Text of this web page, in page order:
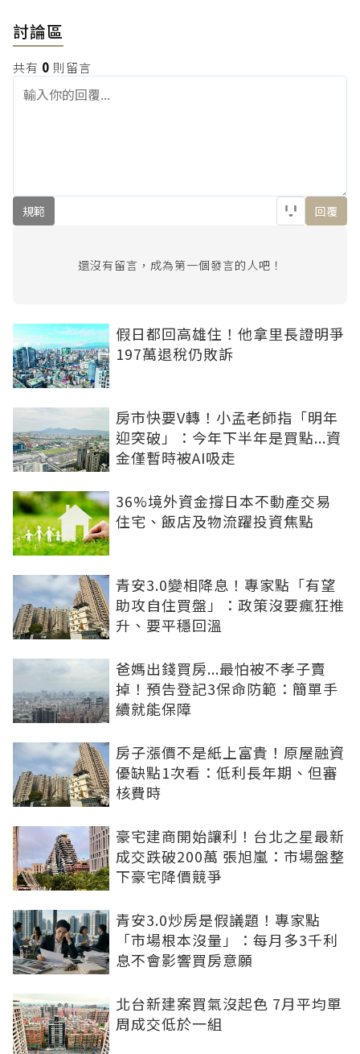
討論區
共有 0 則留言
規範 回覆
還沒有留言，成為第一個發言的人吧！
假日都回高雄住！他拿里長證明爭
197萬退稅仍敗訴
房市快要V轉！小孟老師指「明年
迎突破」：今年下半年是買點...資
金僅暫時被AI吸走
36%境外資金撐日本不動產交易
住宅、飯店及物流躍投資焦點
青安3.0變相降息！專家點「有望
助攻自住買盤」：政策沒要瘋狂推
升、要平穩回溫
爸媽出錢買房...最怕被不孝子賣
掉！預告登記3保命防範：簡單手
續就能保障
房子漲價不是紙上富貴！原屋融資
優缺點1次看：低利長年期、但審
核費時
豪宅建商開始讓利！台北之星最新
成交跌破200萬 張旭嵐：市場盤整
下豪宅降價競爭
青安3.0炒房是假議題！專家點
「市場根本沒量」：每月多3千利
息不會影響買房意願
北台新建案買氣沒起色 7月平均單
周成交低於一組